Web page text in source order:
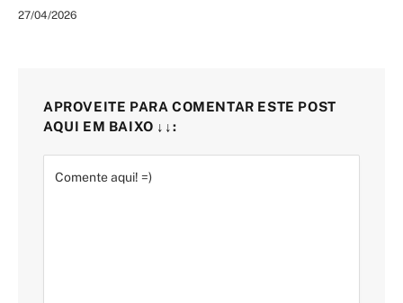
27/04/2026
APROVEITE PARA COMENTAR ESTE POST
AQUI EM BAIXO ↓↓: